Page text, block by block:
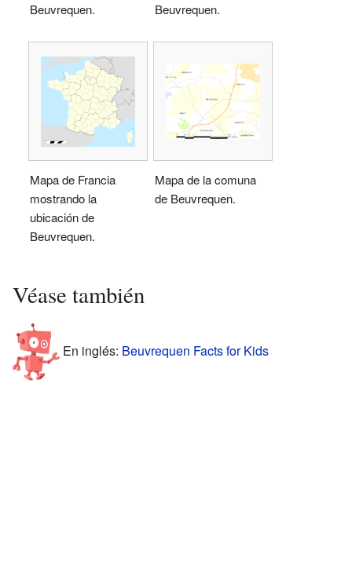
Beuvrequen.
Beuvrequen.
Mapa de Francia
mostrando la
ubicación de
Beuvrequen.
Mapa de la comuna
de Beuvrequen.
Véase también
En inglés: Beuvrequen Facts for Kids